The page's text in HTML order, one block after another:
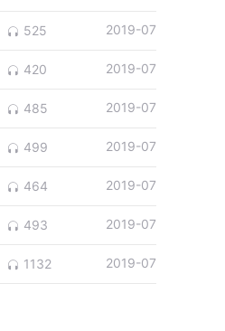
525 2019-07
420 2019-07
485 2019-07
499 2019-07
464 2019-07
493 2019-07
1132 2019-07